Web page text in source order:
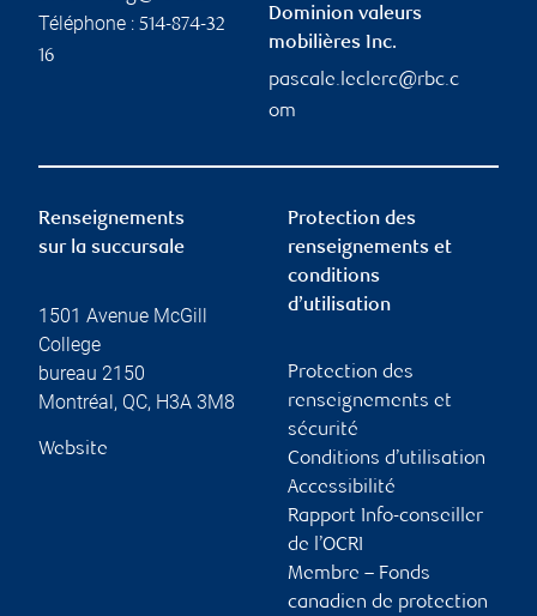
Téléphone : 514-874-32
16
Dominion valeurs
mobilières Inc.
pascale.leclerc@rbc.c
om
Renseignements
sur la succursale
1501 Avenue McGill
College
bureau 2150
Montréal , QC, H3A 3M8
Website
Protection des
renseignements et
conditions
d’utilisation
Protection des
renseignements et
sécurité
Conditions d’utilisation
Accessibilité
Rapport Info-conseiller
de l’OCRI
Membre – Fonds
canadien de protection